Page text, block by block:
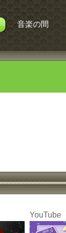
音楽の間
YouTube